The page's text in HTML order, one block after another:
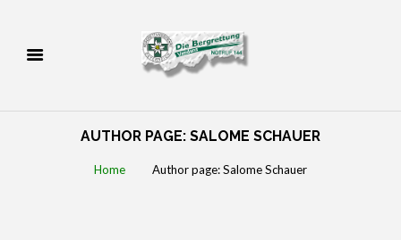
AUTHOR PAGE: SALOME SCHAUER
Home Author page: Salome Schauer